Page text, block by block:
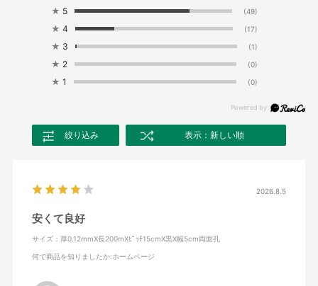
★ 5 (49)
★ 4 (17)
★ 3 (1)
★ 2 (0)
★ 1 (0)
絞り込み 表示：新しい順
2026.8.5
安くて良好
サイズ：厚0.12mmX長200mXﾋﾟｯﾁ15cmX黒X幅5cm両面孔
何で商品を知りましたか:ホームページ